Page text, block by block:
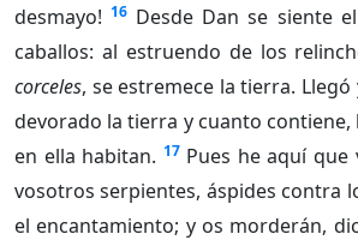
desmayo! 16 Desde Dan se siente
caballos: al estruendo de los
corceles, se estremece la tierra.
devorado la tierra y cuanto contiene,
en ella habitan. 17 Pues he aquí
vosotros serpientes, áspides contra
el encantamiento; y os morderán,